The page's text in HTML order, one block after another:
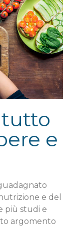
tutto
e
e del
più studi e
argomento